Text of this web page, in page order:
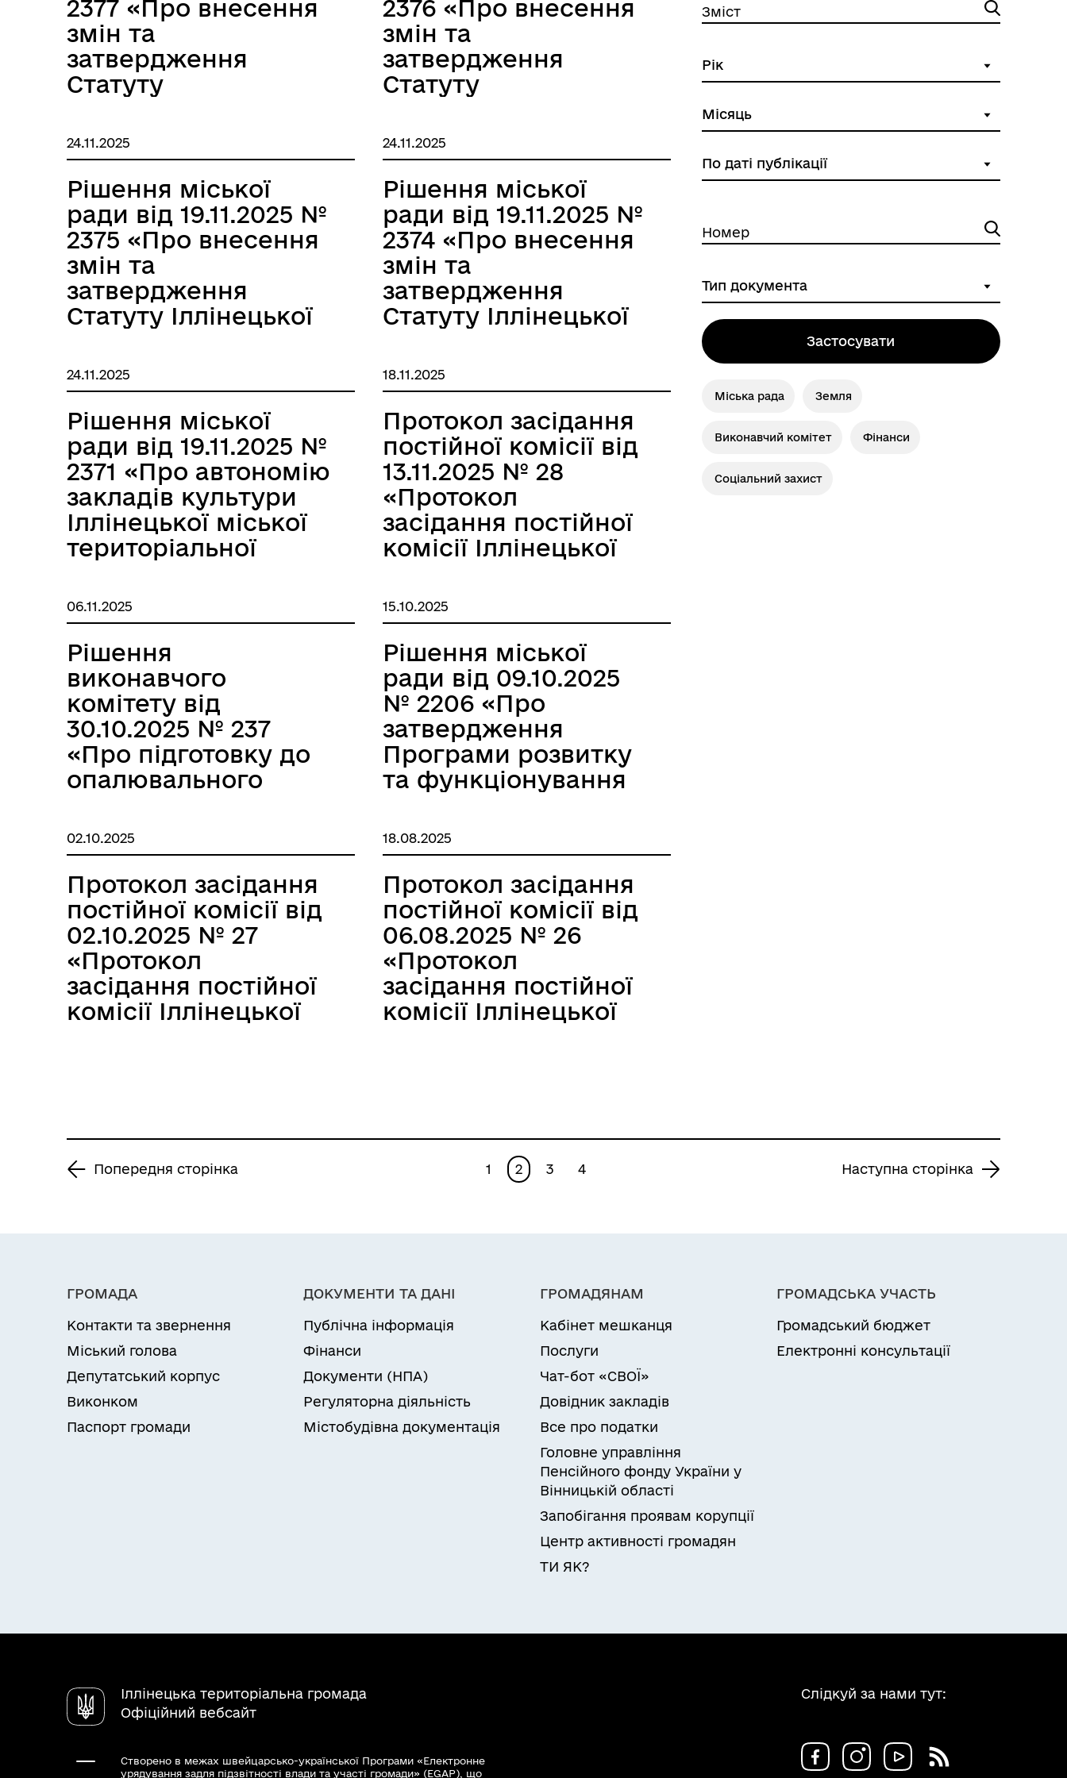
2377 «Про внесення
змін та
затвердження
Статуту
закладу
«Іллінецький
краєзнавчий музей»
Іллінецької міської
ради в новій
редакції»
2376 «Про внесення
змін та
затвердження
Статуту
закладу «Центр
культури,
мистецтва та
естетичного
виховання
Іллінецької міської
ради» в новій
редакції»
24.11.2025
Рішення міської
ради від 19.11.2025 №
2375 «Про внесення
змін та
затвердження
Статуту Іллінецької
школи Іллінецької
міської ради в новій
редакції»
24.11.2025
Рішення міської
ради від 19.11.2025 №
2374 «Про внесення
змін та
затвердження
Статуту Іллінецької
мультимедійної
бібліотеки
Іллінецької міської
ради в новій
редакції»
24.11.2025
Рішення міської
ради від 19.11.2025 №
2371 «Про автономію
закладів культури
Іллінецької міської
територіальної
18.11.2025
Протокол засідання
постійної комісії від
13.11.2025 № 28
«Протокол
засідання постійної
комісії Іллінецької
скликання з питань
охорони здоров’я,
освіти, культури, та
соціального захисту
населення»
06.11.2025
Рішення
виконавчого
комітету від
30.10.2025 № 237
«Про підготовку до
опалювального
культури
Іллінецької міської
ради»
15.10.2025
Рішення міської
ради від 09.10.2025
№ 2206 «Про
затвердження
Програми розвитку
та функціонування
державної в усіх
сферах суспільного
життя в Іллінецькій
міській
територіальній
громаді на 2025 –
2030 роки»
02.10.2025
Протокол засідання
постійної комісії від
02.10.2025 № 27
«Протокол
засідання постійної
комісії Іллінецької
соціального захисту
населення»
18.08.2025
Протокол засідання
постійної комісії від
06.08.2025 № 26
«Протокол
засідання постійної
комісії Іллінецької
соціального захисту
населення»
Зміст
Номер
Застосувати
Міська рада Земля
Виконавчий комітет Фінанси
Соціальний захист
Попередня сторінка 1 2 3 4 Наступна сторінка
ГРОМАДА
Контакти та звернення
Міський голова
Депутатський корпус
Виконком
Паспорт громади
ДОКУМЕНТИ ТА ДАНІ
Публічна інформація
Фінанси
Документи (НПА)
Регуляторна діяльність
Містобудівна документація
ГРОМАДЯНАМ
Кабінет мешканця
Послуги
Чат-бот «СВОЇ»
Довідник закладів
Все про податки
Головне управління
Пенсійного фонду України у
Вінницькій області
Запобігання проявам корупції
Центр активності громадян
ТИ ЯК?
ГРОМАДСЬКА УЧАСТЬ
Громадський бюджет
Електронні консультації
Іллінецька територіальна громада
Офіційний вебсайт
Створено в межах швейцарсько-української Програми «Електронне
урядування задля підзвітності влади та участі громади» (EGAP), що
Слідкуй за нами тут: